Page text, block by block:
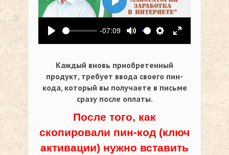
Воспроизвести
-07:09
Выключить звук
Настройки
На весь
Воспроизвести
Каждый вновь приобретенный
продукт, требует ввода своего пин-
кода, который вы получаете в письме
сразу после оплаты.
После того, как
скопировали пин-код (ключ
активации) нужно вставить